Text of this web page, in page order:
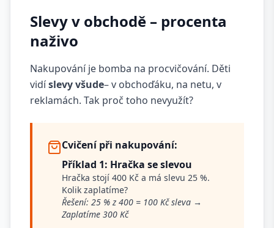
Slevy v obchodě – procenta
naživo
Nakupování je bomba na procvičování. Děti
vidíslevy všude– v obchoďáku, na netu, v
reklamách. Tak proč toho nevyužít?
Cvičení při nakupování:
Příklad 1: Hračka se slevou
Hračka stojí 400 Kč a má slevu 25 %.
Kolik zaplatíme?
Řešení: 25 % z 400 = 100 Kč sleva →
Zaplatíme 300 Kč